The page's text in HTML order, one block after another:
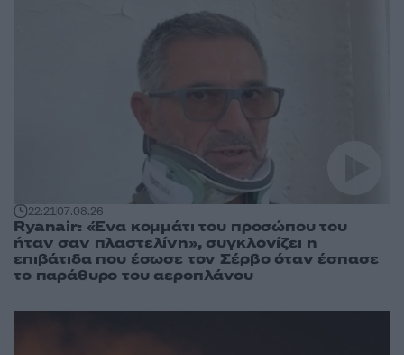
22:2107.08.26
Ryanair: «Ένα κομμάτι του προσώπου του
ήταν σαν πλαστελίνη», συγκλονίζει η
επιβάτιδα που έσωσε τον Σέρβο όταν έσπασε
το παράθυρο του αεροπλάνου